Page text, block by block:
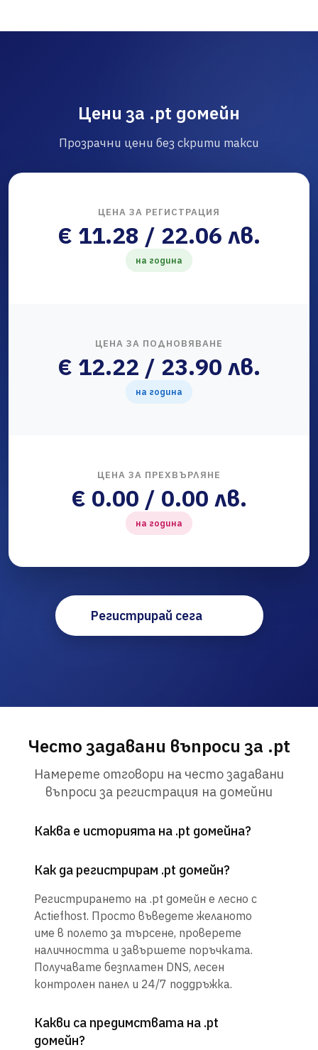
Цени за .pt домейн
Прозрачни цени без скрити такси
ЦЕНА ЗА РЕГИСТРАЦИЯ
€ 11.28 / 22.06 лв.
на година
ЦЕНА ЗА ПОДНОВЯВАНЕ
€ 12.22 / 23.90 лв.
на година
ЦЕНА ЗА ПРЕХВЪРЛЯНЕ
€ 0.00 / 0.00 лв.
на година
Регистрирай сега
Често задавани въпроси за .pt
Намерете отговори на често задавани
въпроси за регистрация на домейни
Каква е историята на .pt домейна?
Как да регистрирам .pt домейн?
Регистрирането на .pt домейн е лесно с
Actiefhost. Просто въведете желаното
име в полето за търсене, проверете
наличността и завършете поръчката.
Получавате безплатен DNS, лесен
контролен панел и 24/7 поддръжка.
Какви са предимствата на .pt
домейн?